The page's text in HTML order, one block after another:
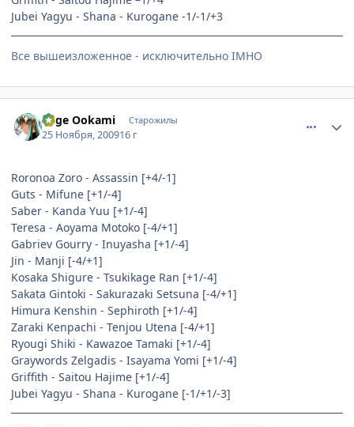
Jubei Yagyu - Shana - Kurogane -1/-1/+3
Все вышеизложенное - исключительно IMHO
Kage Ookami Старожилы
25 Ноября, 200916 г
Roronoa Zoro - Assassin [+4/-1]
Guts - Mifune [+1/-4]
Saber - Kanda Yuu [+1/-4]
Teresa - Aoyama Motoko [-4/+1]
Gabriev Gourry - Inuyasha [+1/-4]
Jin - Manji [-4/+1]
Kosaka Shigure - Tsukikage Ran [+1/-4]
Sakata Gintoki - Sakurazaki Setsuna [-4/+1]
Himura Kenshin - Sephiroth [+1/-4]
Zaraki Kenpachi - Tenjou Utena [-4/+1]
Ryougi Shiki - Kawazoe Tamaki [+1/-4]
Graywords Zelgadis - Isayama Yomi [+1/-4]
Griffith - Saitou Hajime [+1/-4]
Jubei Yagyu - Shana - Kurogane [-1/+1/-3]